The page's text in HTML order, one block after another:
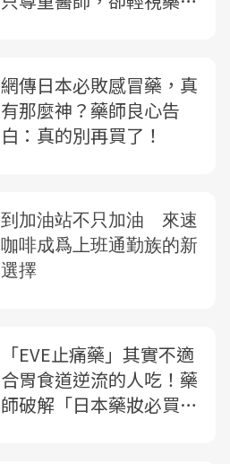
網傳日本必敗感冒藥，真
有那麼神？藥師良心告
白：真的別再買了！
「EVE止痛藥」其實不適
合胃食道逆流的人吃！藥
師破解「日本藥妝必買清